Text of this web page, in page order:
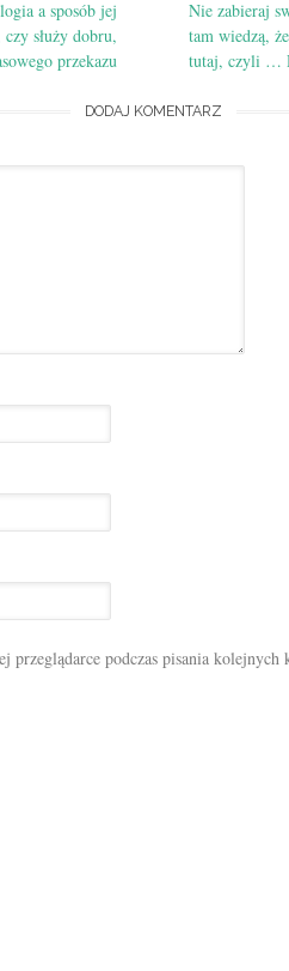
a sposób jej
służy dobru,
przekazu
Nie zabieraj
tam wiedzą,
tutaj, czyli …
DODAJ KOMENTARZ
przeglądarce podczas pisania kolejnych